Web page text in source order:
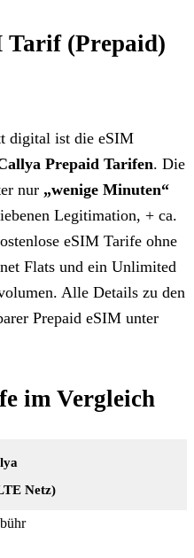
Tarif (Prepaid)
digital ist die eSIM
Prepaid Tarifen. Die
nur „wenige Minuten“
Legitimation, + ca.
eSIM Tarife ohne
Flats und ein Unlimited
Alle Details zu den
Prepaid eSIM unter
im Vergleich
Netz)